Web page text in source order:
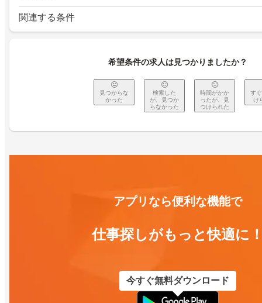
関連する条件
希望条件の求人は見つかりましたか？
見つからな
かった
検索した
が、見つか
らなかった
時間がかか
ったが、見
つけられた
す
け
アプリなら便利な機能で
仕事探しがもっと快適に
今すぐ無料ダウンロード